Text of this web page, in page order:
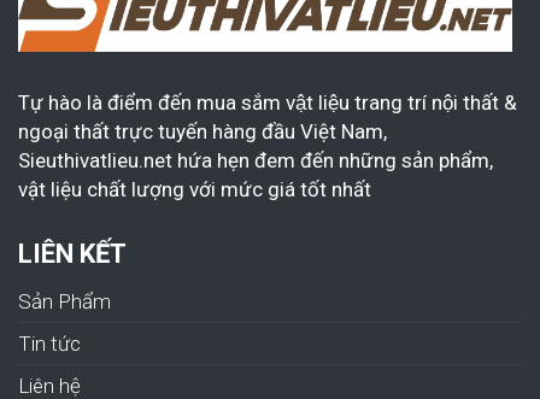
Tự hào là điểm đến mua sắm vật liệu trang trí nội thất &
ngoại thất trực tuyến hàng đầu Việt Nam,
Sieuthivatlieu.net hứa hẹn đem đến những sản phẩm,
vật liệu chất lượng với mức giá tốt nhất
LIÊN KẾT
Sản Phẩm
Tin tức
Liên hệ